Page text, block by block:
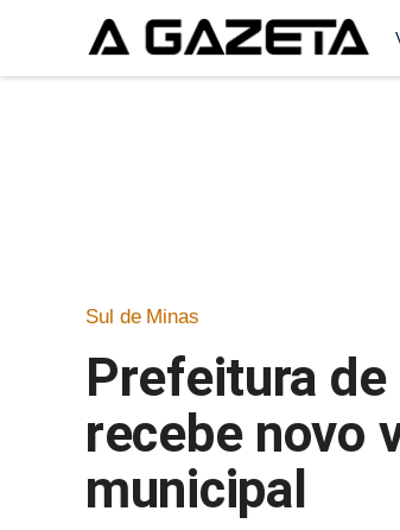
Sul de Minas
Prefeitura de
recebe novo
municipal